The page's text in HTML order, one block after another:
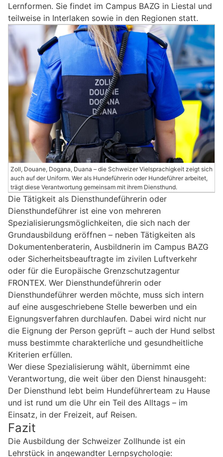
Lernformen. Sie findet im Campus BAZG in Liestal und
teilweise in Interlaken sowie in den Regionen statt.
Zoll, Douane, Dogana, Duana – die Schweizer Vielsprachigkeit zeigt sich
auch auf der Uniform. Wer als Hundeführerin oder Hundeführer arbeitet,
trägt diese Verantwortung gemeinsam mit ihrem Diensthund.
Die Tätigkeit als Diensthundeführerin oder
Diensthundeführer ist eine von mehreren
Spezialisierungsmöglichkeiten, die sich nach der
Grundausbildung eröffnen – neben Tätigkeiten als
Dokumentenberaterin, Ausbildnerin im Campus BAZG
oder Sicherheitsbeauftragte im zivilen Luftverkehr
oder für die Europäische Grenzschutzagentur
FRONTEX. Wer Diensthundeführerin oder
Diensthundeführer werden möchte, muss sich intern
auf eine ausgeschriebene Stelle bewerben und ein
Eignungsverfahren durchlaufen. Dabei wird nicht nur
die Eignung der Person geprüft – auch der Hund selbst
muss bestimmte charakterliche und gesundheitliche
Kriterien erfüllen.
Wer diese Spezialisierung wählt, übernimmt eine
Verantwortung, die weit über den Dienst hinausgeht:
Der Diensthund lebt beim Hundeführerteam zu Hause
und ist rund um die Uhr ein Teil des Alltags – im
Einsatz, in der Freizeit, auf Reisen.
Fazit
Die Ausbildung der Schweizer Zollhunde ist ein
Lehrstück in angewandter Lernpsychologie: